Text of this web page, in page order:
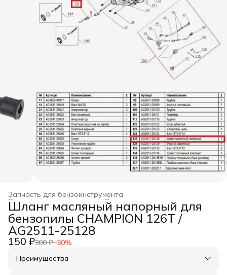
Запчасть для бензоинструмента
Оснастка для инструмента
Строительство и ремонт
Главная ›
Шланг масляный напорный для
бензопилы CHAMPION 126T /
AG2511-25128
150 ₽300 ₽−50%
Преимущества
Оплата частями в Сплит